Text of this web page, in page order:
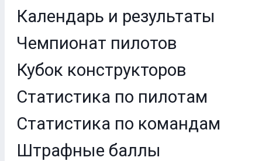
Календарь и результаты
Чемпионат пилотов
Кубок конструкторов
Статистика по пилотам
Статистика по командам
Штрафные баллы